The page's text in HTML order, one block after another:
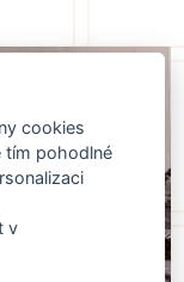
cookies
tím pohodlné
v